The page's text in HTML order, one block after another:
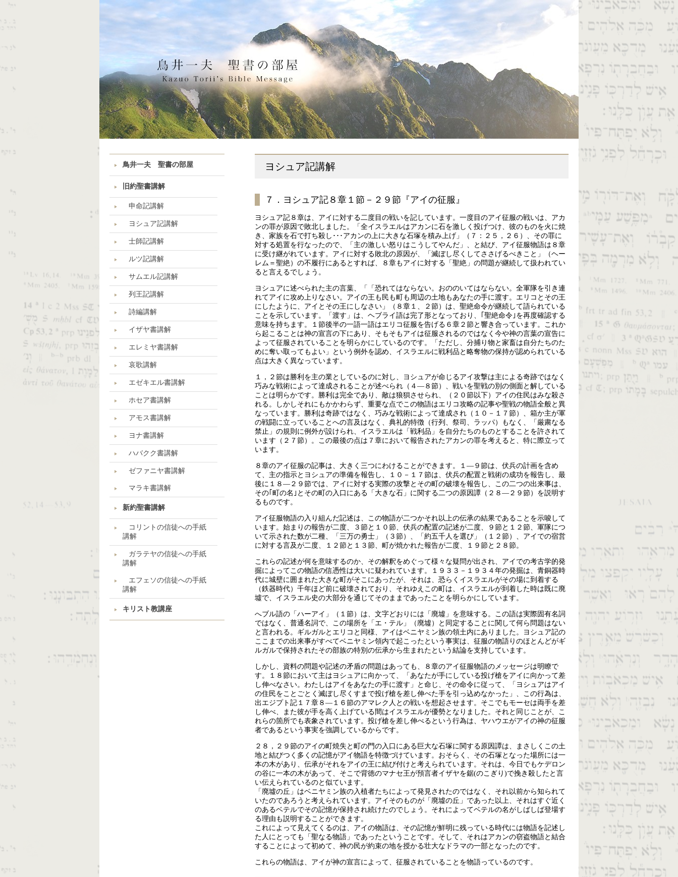
鳥井一夫 聖書の部屋
旧約聖書講解
申命記講解
ヨシュア記講解
士師記講解
ルツ記講解
サムエル記講解
列王記講解
詩編講解
イザヤ書講解
エレミヤ書講解
哀歌講解
エゼキエル書講解
ホセア書講解
アモス書講解
ヨナ書講解
ハバクク書講解
ゼファニヤ書講解
マラキ書講解
新約聖書講解
コリントの信徒への手紙
講解
ガラテヤの信徒への手紙
講解
エフェソの信徒への手紙
講解
キリスト教講座
ヨシュア記講解
７．ヨシュア記８章１節－２９節『アイの征服』
ヨシュア記８章は、アイに対する二度目の戦いを記しています。一度目のアイ征服の戦いは、アカ
ンの罪が原因で敗北しました。「全イスラエルはアカンに石を激しく投げつけ、彼のものを火に焼
き、家族を石で打ち殺し･･･アカンの上に大きな石塚を積み上げ」（７：２５，２６）、その罪に
対する処置を行なったので、「主の激しい怒りはこうしてやんだ」、と結び、アイ征服物語は８章
に受け継がれています。アイに対する敗北の原因が、「滅ぼし尽くしてささげるべきこと」（ヘー
レム＝聖絶）の不履行にあるとすれば、８章もアイに対する「聖絶」の問題が継続して扱われてい
ると言えるでしょう。
ヨシュアに述べられた主の言葉、「「恐れてはならない。おののいてはならない。全軍隊を引き連
れてアイに攻め上りなさい。アイの王も民も町も周辺の土地もあなたの手に渡す。エリコとその王
にしたように、アイとその王にしなさい」（８章１、２節）は、聖絶命令が継続して語られている
ことを示しています。「渡す」は、ヘブライ語は完了形となっており、｢聖絶命令｣を再度確認する
意味を持ちます。１節後半の一語一語はエリコ征服を告げる６章２節と響き合っています。これか
ら起こることは神の宣言の下にあり、そもそもアイは征服されるのではなく今や神の言葉の宣告に
よって征服されていることを明らかにしているのです。「ただし、分捕り物と家畜は自分たちのた
めに奪い取ってもよい」という例外を認め、イスラエルに戦利品と略奪物の保持が認められている
点は大きく異なっています。
１，２節は勝利を主の業としているのに対し、ヨシュアが命じるアイ攻撃は主による奇跡ではなく
巧みな戦術によって達成されることが述べられ（４―８節）、戦いを聖戦の別の側面と解している
ことは明らかです。勝利は完全であり、敵は狼狽させられ、（２０節以下）アイの住民はみな殺さ
れる。しかしそれにもかかわらず、重要な点でこの物語はエリコ攻略の記事や聖戦の物語全般と異
なっています。勝利は奇跡ではなく、巧みな戦術によって達成され（１０－１７節）、箱か主が軍
の戦闘に立っていることへの言及はなく、典礼的特徴（行列、祭司、ラッパ）もなく、「厳粛なる
禁止」の規則に例外が設けられ、イスラエルは「戦利品」を自分たちのものとすることを許されて
います（２７節）。この最後の点は７章において報告されたアカンの罪を考えると、特に際立って
います。
８章のアイ征服の記事は、大きく三つにわけることができます。１―９節は、伏兵の計画を含め
て、主の指示とヨシュアの準備を報告し、１０－１７節は、伏兵の配置と戦術の成功を報告し、最
後に１８―２９節では、アイに対する実際の攻撃とその町の破壊を報告し、この二つの出来事は、
その｢町の名｣とその町の入口にある「大きな石」に関する二つの原因譚（２８―２９節）を説明す
るものです。
アイ征服物語の入り組んだ記述は、この物語が二つかそれ以上の伝承の結果であることを示唆して
います。始まりの報告が二度、３節と１０節、伏兵の配置の記述が二度、９節と１２節、軍隊につ
いて示された数が二種、「三万の勇士」（３節）、「約五千人を選び」（１２節）、アイでの宿営
に対する言及が二度、１２節と１３節、町が焼かれた報告が二度、１９節と２８節。
これらの記述が何を意味するのか、その解釈をめぐって様々な疑問が出され、アイでの考古学的発
掘によってこの物語の信憑性は大いに疑われています。１９３３－１９３４年の発掘は、青銅器時
代に城壁に囲まれた大きな町がそこにあったが、それは、恐らくイスラエルがその場に到着する
（鉄器時代）千年ほど前に破壊されており、それゆえこの町は、イスラエルが到着した時は既に廃
墟で、イスラエル史の大部分を通じてそのままであったことを明らかにしています。
へブル語の「ハーアイ」（１節）は、文字どおりには「廃墟」を意味する。この語は実際固有名詞
ではなく、普通名詞で、この場所を「エ・テル」（廃墟）と同定することに関して何ら問題はない
と言われる。ギルガルとエリコと同様、アイはベニヤミン族の領土内にありました。ヨシュア記の
ここまでの出来事がすべてベニヤミン領内で起こったという事実は、征服の物語りのほとんどがギ
ルガルで保持されたその部族の特別の伝承から生まれたという結論を支持しています。
しかし、資料の問題や記述の矛盾の問題はあっても、８章のアイ征服物語のメッセージは明瞭で
す。１８節において主はヨシュアに向かって、「あなたが手にしている投げ槍をアイに向かって差
し伸べなさい。わたしはアイをあなたの手に渡す」と命じ、その命令に従って、「ヨシュアはアイ
の住民をことごとく滅ぼし尽くすまで投げ槍を差し伸べた手を引っ込めなかった」、この行為は、
出エジプト記１７章８―１６節のアマレク人との戦いを想起させます。そこでもモーセは両手を差
し伸べ、また彼が手を高く上げている間はイスラエルが優勢となりました。それと同じことが、こ
れらの箇所でも表象されています。投げ槍を差し伸べるという行為は、ヤハウエがアイの神の征服
者であるという事実を強調しているからです。
２８，２９節のアイの町焼失と町の門の入口にある巨大な石塚に関する原因譚は、まさしくこの土
地と結びつく多くの記憶がアイ物語を特徴づけています。おそらく、その石塚となった場所には一
本の木があり、伝承がそれをアイの王に結び付けと考えられています。それは、今日でもケデロン
の谷に一本の木があって、そこで背徳のマナセ王が預言者イザヤを鋸(のこぎり)で挽き殺したと言
い伝えられているのと似ています。
「廃墟の丘」はベニヤミン族の入植者たちによって発見されたのではなく、それ以前から知られて
いたのであろうと考えられています。アイそのものが「廃墟の丘」であった以上、それはすぐ近く
のあるベテルでその記憶が保持され続けたのでしょう。それによってベテルの名がしばしば登場す
る理由も説明することができます。
これによって見えてくるのは、アイの物語は、その記憶が鮮明に残っている時代には物語を記述し
た人にとっても「聖なる物語」であったということです。そして、それはアカンの窃盗物語と結合
することによって初めて、神の民が約束の地を授かる壮大なドラマの一部となったのです。
これらの物語は、アイが神の宣言によって、征服されていることを物語っているのです。